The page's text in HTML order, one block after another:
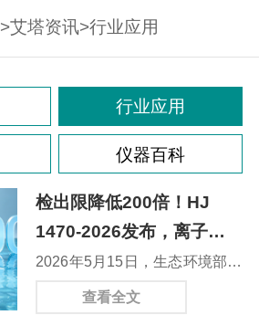
>艾塔资讯>行业应用
行业应用
仪器百科
检出限降低200倍！HJ
1470-2026发布，离子色
谱法首次入列水质六价铬
2026年5月15日，生态环境部正
式发布HJ 1470-2026《水质 六
查看全文